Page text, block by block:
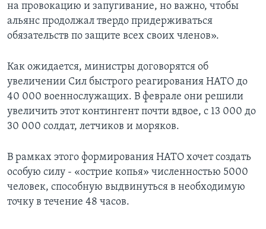
на провокацию и запугивание, но важно, чтобы
альянс продолжал твердо придерживаться
обязательств по защите всех своих членов».
Как ожидается, министры договорятся об
увеличении Сил быстрого реагирования НАТО до
40 000 военнослужащих. В феврале они решили
увеличить этот контингент почти вдвое, с 13 000 до
30 000 солдат, летчиков и моряков.
В рамках этого формирования НАТО хочет создать
особую силу - «острие копья» численностью 5000
человек, способную выдвинуться в необходимую
точку в течение 48 часов.